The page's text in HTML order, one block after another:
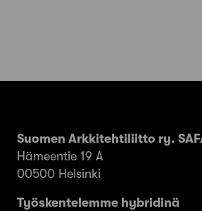
Suomen Arkkitehtiliitto ry.
Hämeentie 19 A
00500 Helsinki
Työskentelemme hybridinä